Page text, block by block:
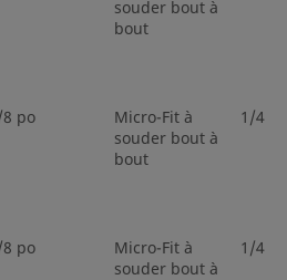
souder bout à
bout
po
Micro-Fit à
souder bout à
bout
1/4 po
po
Micro-Fit à
souder bout à
1/4 po